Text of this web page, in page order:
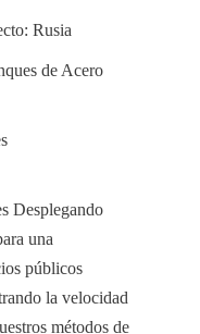
Rusia
de Acero
Desplegando
una
públicos
la velocidad
métodos de